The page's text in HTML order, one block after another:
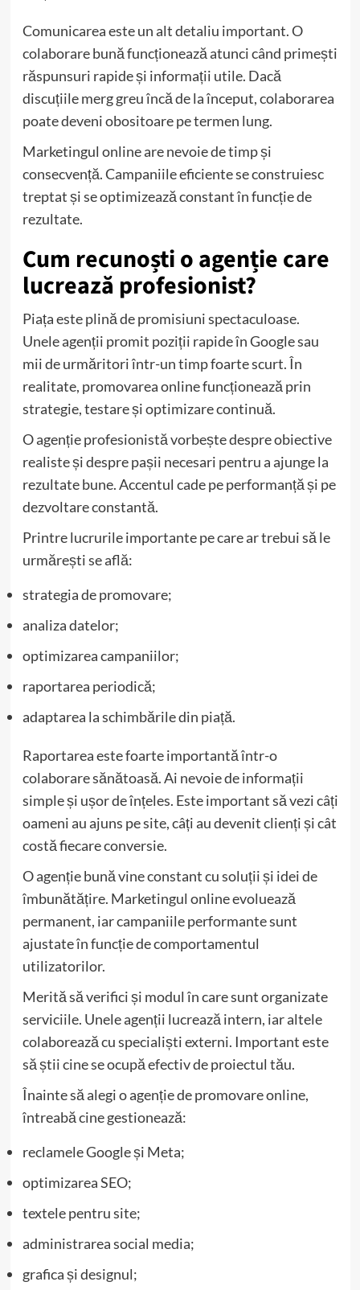
Comunicarea este un alt detaliu important. O
colaborare bună funcționează atunci când primești
răspunsuri rapide și informații utile. Dacă
discuțiile merg greu încă de la început, colaborarea
poate deveni obositoare pe termen lung.
Marketingul online are nevoie de timp și
consecvență. Campaniile eficiente se construiesc
treptat și se optimizează constant în funcție de
rezultate.
Cum recunoști o agenție care
lucrează profesionist?
Piața este plină de promisiuni spectaculoase.
Unele agenții promit poziții rapide în Google sau
mii de urmăritori într-un timp foarte scurt. În
realitate, promovarea online funcționează prin
strategie, testare și optimizare continuă.
O agenție profesionistă vorbește despre obiective
realiste și despre pașii necesari pentru a ajunge la
rezultate bune. Accentul cade pe performanță și pe
dezvoltare constantă.
Printre lucrurile importante pe care ar trebui să le
urmărești se află:
strategia de promovare;
analiza datelor;
optimizarea campaniilor;
raportarea periodică;
adaptarea la schimbările din piață.
Raportarea este foarte importantă într-o
colaborare sănătoasă. Ai nevoie de informații
simple și ușor de înțeles. Este important să vezi câți
oameni au ajuns pe site, câți au devenit clienți și cât
costă fiecare conversie.
O agenție bună vine constant cu soluții și idei de
îmbunătățire. Marketingul online evoluează
permanent, iar campaniile performante sunt
ajustate în funcție de comportamentul
utilizatorilor.
Merită să verifici și modul în care sunt organizate
serviciile. Unele agenții lucrează intern, iar altele
colaborează cu specialiști externi. Important este
să știi cine se ocupă efectiv de proiectul tău.
Înainte să alegi o agenție de promovare online,
întreabă cine gestionează:
reclamele Google și Meta;
optimizarea SEO;
textele pentru site;
administrarea social media;
grafica și designul;